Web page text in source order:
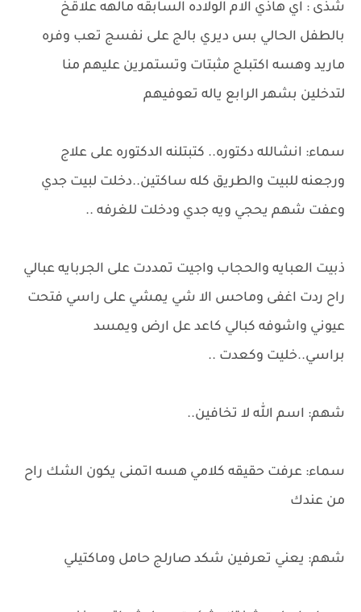
شذى : اي هاذي الام الولاده السابقه مالهه علاقخ
بالطفل الحالي بس ديري بالج على نفسج تعب وفره
ماريد وهسه اكتبلج مثبتات وتستمرين عليهم منا
لتدخلين بشهر الرابع ياله تعوفيهم
سماء: انشالله دكتوره.. كتبتلنه الدكتوره على علاج
ورجعنه للبيت والطريق كله ساكتين..دخلت لبيت جدي
وعفت شهم يحجي ويه جدي ودخلت للغرفه ..
ذبيت العبايه والحجاب واجيت تمددت على الجربايه عبالي
راح ردت اغفى وماحس الا شي يمشي على راسي فتحت
عيوني واشوفه كبالي كاعد عل ارض ويمسد
براسي..خليت وكعدت ..
شهم: اسم الله لا تخافين..
سماء: عرفت حقيقه كلامي هسه اتمنى يكون الشك راح
من عندك
شهم: يعني تعرفين شكد صارلج حامل وماكتيلي